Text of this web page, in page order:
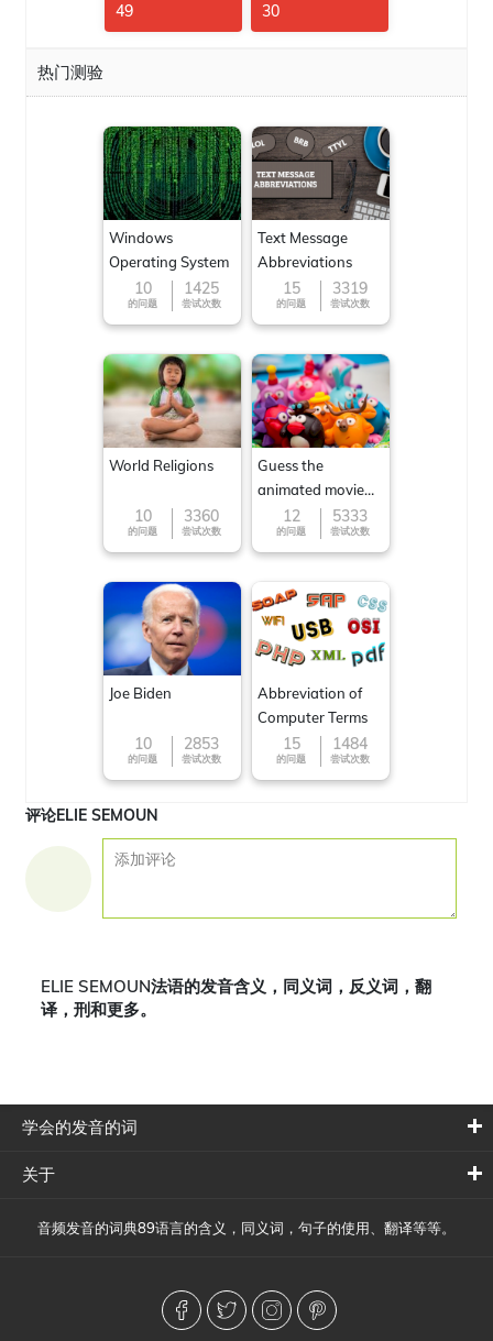
49 30
热门测验
Windows
Operating System
10
的问题
1425
尝试次数
Text Message
Abbreviations
15
的问题
3319
尝试次数
World Religions
10
的问题
3360
尝试次数
Guess the
animated movie
character
12
的问题
5333
尝试次数
Joe Biden
10
的问题
2853
尝试次数
Abbreviation of
Computer Terms
15
的问题
1484
尝试次数
评论ELIE SEMOUN
ELIE SEMOUN法语的发音含义，同义词，反义词，翻
译，刑和更多。
学会的发音的词
关于
音频发音的词典89语言的含义，同义词，句子的使用、翻译等等。